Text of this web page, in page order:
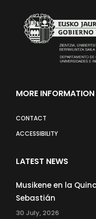
MORE INFORMATION
CONTACT
ACCESSIBILITY
LATEST NEWS
Musikene en la
Sebastián
30 July, 2026